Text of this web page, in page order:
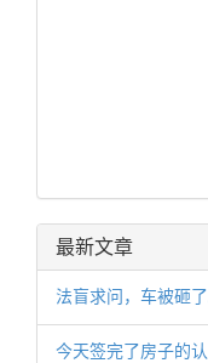
最新文章
法盲求问，车被砸了
今天签完了房子的